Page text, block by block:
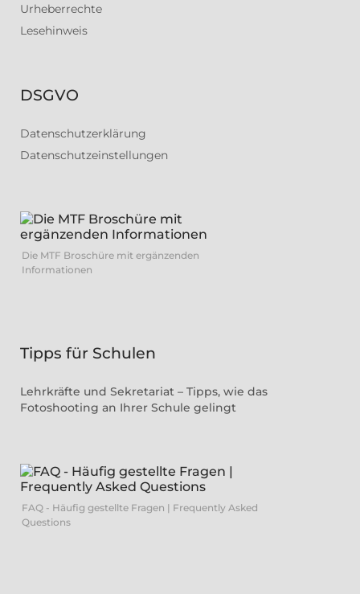
Urheberrechte
Lesehinweis
DSGVO
Datenschutzerklärung
Datenschutzeinstellungen
Die MTF Broschüre mit ergänzenden
Informationen
Tipps für Schulen
Lehrkräfte und Sekretariat – Tipps, wie das
Fotoshooting an Ihrer Schule gelingt
FAQ - Häufig gestellte Fragen | Frequently Asked
Questions